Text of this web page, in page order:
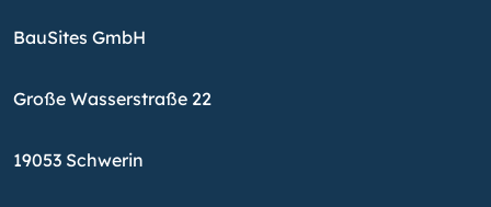
BauSites GmbH
Große Wasserstraße 22
19053 Schwerin